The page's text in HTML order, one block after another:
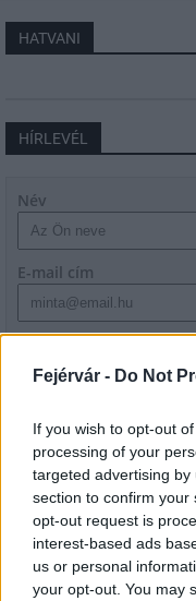
Fejérvár - Do Not
If you wish to opt-out
processing of your
targeted advertising
section to confirm your
opt-out request is
interest-based ads
us or personal
your opt-out. You may
HATVANI
HÍRLEVÉL
Név
E-mail cím
szabályzatot!
LEGFRISSEBB